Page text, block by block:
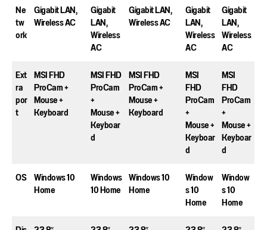
Ne
tw
ork
Gigabit LAN,
Wireless AC
Gigabit
LAN,
Wireless
AC
Gigabit LAN,
Wireless AC
Gigabit
LAN,
Wireless
AC
Gigabit
LAN,
Wireless
AC
Ext
ra
por
t
MSI FHD
ProCam +
Mouse +
Keyboard
MSI FHD
ProCam
+
Mouse +
Keyboar
d
MSI FHD
ProCam +
Mouse +
Keyboard
MSI
FHD
ProCam
+
Mouse +
Keyboar
d
MSI
FHD
ProCam
+
Mouse +
Keyboar
d
OS Windows 10
Home
Windows
10 Home
Windows 10
Home
Window
s 10
Home
Window
s 10
Home